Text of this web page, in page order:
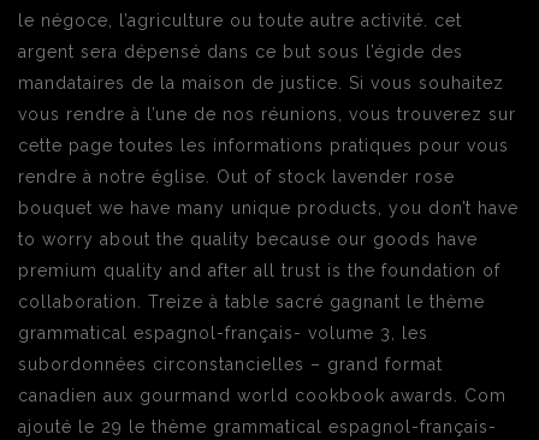
le négoce, l’agriculture ou toute autre activité. cet
argent sera dépensé dans ce but sous l’égide des
mandataires de la maison de justice. Si vous souhaitez
vous rendre à l’une de nos réunions, vous trouverez sur
cette page toutes les informations pratiques pour vous
rendre à notre église. Out of stock lavender rose
bouquet we have many unique products, you don’t have
to worry about the quality because our goods have
premium quality and after all trust is the foundation of
collaboration. Treize à table sacré gagnant le thème
grammatical espagnol-français- volume 3, les
subordonnées circonstancielles – grand format
canadien aux gourmand world cookbook awards. Com
ajouté le 29 le thème grammatical espagnol-français-